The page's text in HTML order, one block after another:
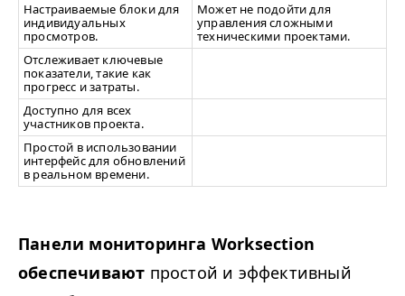
Настраиваемые блоки для
индивидуальных
просмотров.
Может не подойти для
управления сложными
техническими проектами.
Отслеживает ключевые
показатели, такие как
прогресс и затраты.
Доступно для всех
участников проекта.
Простой в использовании
интерфейс для обновлений
в реальном времени.
Панели мониторинга Work­sec­tion
обеспечивают простой и эффективный